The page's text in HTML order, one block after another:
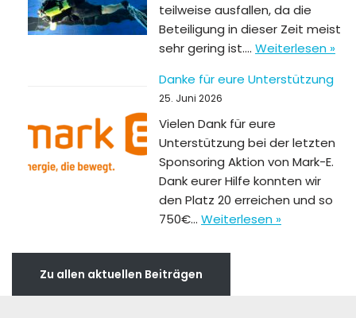
teilweise ausfallen, da die
Beteiligung in dieser Zeit meist
sehr gering ist.… Weiterlesen »
Danke für eure Unterstützung
25. Juni 2026
Vielen Dank für eure
Unterstützung bei der letzten
Sponsoring Aktion von Mark-E.
Dank eurer Hilfe konnten wir
den Platz 20 erreichen und so
750€… Weiterlesen »
Zu allen aktuellen Beiträgen